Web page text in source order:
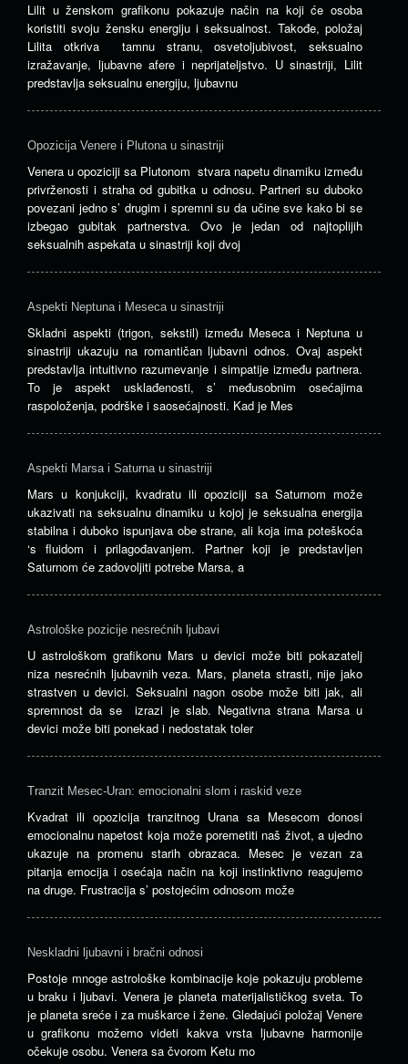
Lilit u ženskom grafikonu pokazuje način na koji će osoba
koristiti svoju žensku energiju i seksualnost. Takođe, položaj
Lilita otkriva tamnu stranu, osvetoljubivost, seksualno
izražavanje, ljubavne afere i neprijateljstvo. U sinastriji, Lilit
predstavlja seksualnu energiju, ljubavnu
Opozicija Venere i Plutona u sinastriji
Venera u opoziciji sa Plutonom stvara napetu dinamiku između
privrženosti i straha od gubitka u odnosu. Partneri su duboko
povezani jedno s’ drugim i spremni su da učine sve kako bi se
izbegao gubitak partnerstva. Ovo je jedan od najtoplijih
seksualnih aspekata u sinastriji koji dvoj
Aspekti Neptuna i Meseca u sinastriji
Skladni aspekti (trigon, sekstil) između Meseca i Neptuna u
sinastriji ukazuju na romantičan ljubavni odnos. Ovaj aspekt
predstavlja intuitivno razumevanje i simpatije između partnera.
To je aspekt usklađenosti, s’ međusobnim osećajima
raspoloženja, podrške i saosećajnosti. Kad je Mes
Aspekti Marsa i Saturna u sinastriji
Mars u konjukciji, kvadratu ili opoziciji sa Saturnom može
ukazivati ​​na seksualnu dinamiku u kojoj je seksualna energija
stabilna i duboko ispunjava obe strane, ali koja ima poteškoća
‘s fluidom i prilagođavanjem. Partner koji je predstavljen
Saturnom će zadovoljiti potrebe Marsa, a
Astrološke pozicije nesrećnih ljubavi
U astrološkom grafikonu Mars u devici može biti pokazatelj
niza nesrećnih ljubavnih veza. Mars, planeta strasti, nije jako
strastven u devici. Seksualni nagon osobe može biti jak, ali
spremnost da se izrazi je slab. Negativna strana Marsa u
devici može biti ponekad i nedostatak toler
Tranzit Mesec-Uran: emocionalni slom i raskid veze
Kvadrat ili opozicija tranzitnog Urana sa Mesecom donosi
emocionalnu napetost koja može poremetiti naš život, a ujedno
ukazuje na promenu starih obrazaca. Mesec je vezan za
pitanja emocija i osećaja način na koji instinktivno reagujemo
na druge. Frustracija s’ postojećim odnosom može
Neskladni ljubavni i bračni odnosi
Postoje mnoge astrološke kombinacije koje pokazuju probleme
u braku i ljubavi. Venera je planeta materijalističkog sveta. To
je planeta sreće i za muškarce i žene. Gledajući položaj Venere
u grafikonu možemo videti kakva vrsta ljubavne harmonije
očekuje osobu. Venera sa čvorom Ketu mo